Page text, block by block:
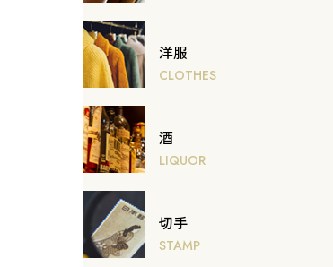
洋服
CLOTHES
酒
LIQUOR
切手
STAMP